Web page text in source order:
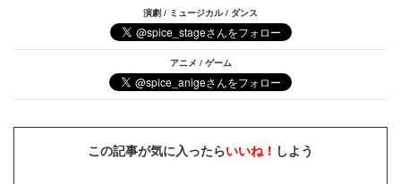
演劇 / ミュージカル / ダンス
アニメ / ゲーム
この記事が気に入ったらいいね！ しよう